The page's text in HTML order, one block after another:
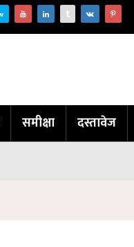
समीक्षा दस्तावेज